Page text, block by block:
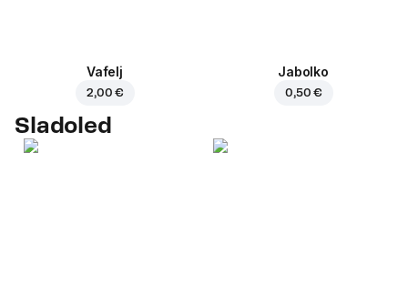
Vafelj
2,00 €
Jabolko
0,50 €
Sladoled